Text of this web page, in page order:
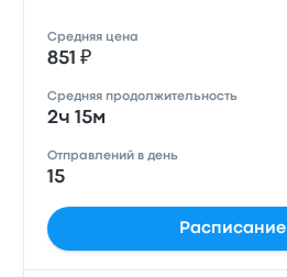
Средняя цена
851 ₽
Средняя продолжительность
2ч 15м
Отправлений в день
15
Расписание